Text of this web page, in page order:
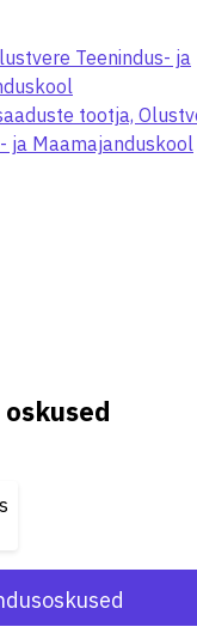
Teenindus- ja
tootja,
ja Maamajanduskool